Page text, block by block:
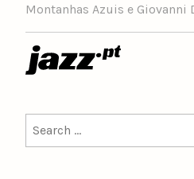
Montanhas Azuis e Giovanni
for: